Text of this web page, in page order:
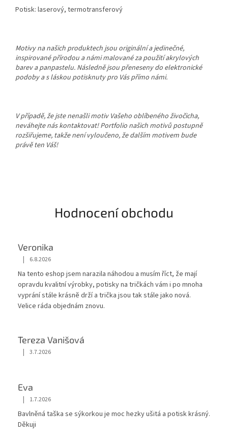
Potisk: laserový, termotransferový
Motivy na našich produktech jsou originální a jedinečné,
inspirované přírodou a námi malované za použití akrylových
barev a panpastelu. Následně jsou přeneseny do elektronické
podoby a s láskou potisknuty pro Vás přímo námi.
V případě, že jste nenašli motiv Vašeho oblíbeného živočicha,
neváhejte nás kontaktovat! Portfolio našich motivů postupně
rozšiřujeme, takže není vyloučeno, že dalším motivem bude
právě ten Váš!
Hodnocení obchodu
Veronika
Hodnocení obchodu je 5 z 5 hvězdiček.
| 6.8.2026
Na tento eshop jsem narazila náhodou a musím říct, že mají
opravdu kvalitní výrobky, potisky na tričkách vám i po mnoha
vyprání stále krásnĕ drží a trička jsou tak stále jako nová.
Velice ráda objednám znovu.
Tereza Vanišová
Hodnocení obchodu je 5 z 5 hvězdiček.
| 3.7.2026
Eva
Hodnocení obchodu je 5 z 5 hvězdiček.
| 1.7.2026
Bavlněná taška se sýkorkou je moc hezky ušitá a potisk krásný.
Děkuji